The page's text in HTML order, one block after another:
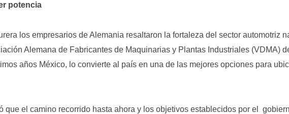
potencia
los empresarios de Alemania resaltaron la fortaleza del sector automotriz
Alemana de Fabricantes de Maquinarias y Plantas Industriales (VDMA)
años México, lo convierte al país en una de las mejores opciones para
que el camino recorrido hasta ahora y los objetivos establecidos por el